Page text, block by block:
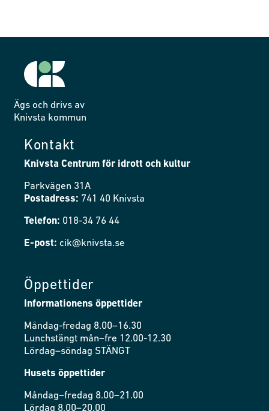
Ägs och drivs av
Knivsta kommun
Kontakt
Knivsta Centrum för idrott och kultur
Parkvägen 31A
Postadress: 741 40 Knivsta
Telefon: 018-34 76 44
E-post: cik@knivsta.se
Öppettider
Informationens öppettider
Måndag-fredag 8.00–16.30
Lunchstängt mån–fre 12.00-12.30
Lördag–söndag STÄNGT
Husets öppettider
Måndag–fredag 8.00–21.00
Lördag 8.00–20.00